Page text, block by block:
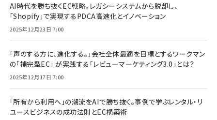
AI時代を勝ち抜くEC戦略。レガシーシステムから脱却し、
「Shopify」で実現するPDCA高速化とイノベーション
2025年12月23日 7:00
「声のする方に、進化する。」会社全体最適を目標とするワークマン
の「補完型EC」 が実践する「レビューマーケティング3.0」とは？
2025年12月17日 7:00
「所有から利用へ」の潮流をAIで勝ち抜く。事例で学ぶレンタル・リ
ユースビジネスの成功法則とEC構築術